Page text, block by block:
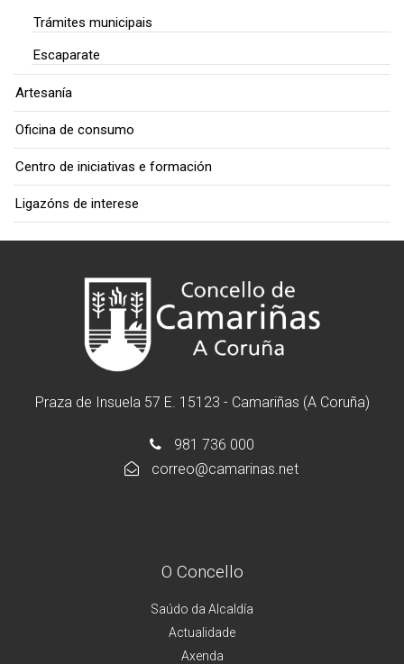
Trámites municipais
Escaparate
Artesanía
Oficina de consumo
Centro de iniciativas e formación
Ligazóns de interese
Praza de Insuela 57 E. 15123 - Camariñas (A Coruña)
981 736 000
correo@camarinas.net
O Concello
Saúdo da Alcaldía
Actualidade
Axenda